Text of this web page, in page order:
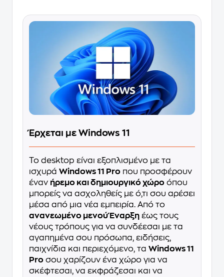
Έρχεται με Windows 11
Το desktop είναι εξοπλισμένο με τα
ισχυρά Windows 11 Pro που προσφέρουν
έναν ήρεμο και δημιουργικό χώρο όπου
μπορείς να ασχοληθείς με ό,τι σου αρέσει
μέσα από μια νέα εμπειρία. Από το
ανανεωμένο μενού Έναρξη έως τους
νέους τρόπους για να συνδέεσαι με τα
αγαπημένα σου πρόσωπα, ειδήσεις,
παιχνίδια και περιεχόμενο, τα Windows 11
Pro σου χαρίζουν ένα χώρο για να
σκέφτεσαι, να εκφράζεσαι και να